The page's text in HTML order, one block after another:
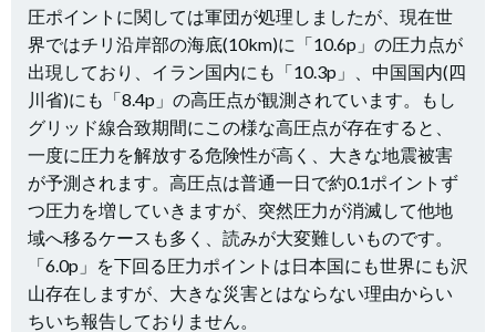
圧ポイントに関しては軍団が処理しましたが、現在世
界ではチリ沿岸部の海底(10km)に「10.6p」の圧力点が
出現しており、イラン国内にも「10.3p」、中国国内(四
川省)にも「8.4p」の高圧点が観測されています。もし
グリッド線合致期間にこの様な高圧点が存在すると、
一度に圧力を解放する危険性が高く、大きな地震被害
が予測されます。高圧点は普通一日で約0.1ポイントず
つ圧力を増していきますが、突然圧力が消滅して他地
域へ移るケースも多く、読みが大変難しいものです。
「6.0p」を下回る圧力ポイントは日本国にも世界にも沢
山存在しますが、大きな災害とはならない理由からい
ちいち報告しておりません。